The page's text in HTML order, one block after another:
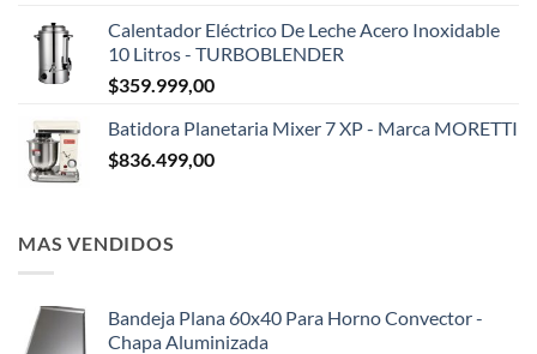
Calentador Eléctrico De Leche Acero Inoxidable
10 Litros - TURBOBLENDER
$359.999,00
Batidora Planetaria Mixer 7 XP - Marca MORETTI
$836.499,00
MAS VENDIDOS
Bandeja Plana 60x40 Para Horno Convector -
Chapa Aluminizada